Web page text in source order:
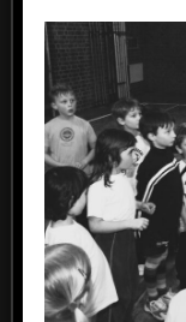
Mai 2026
August 2025